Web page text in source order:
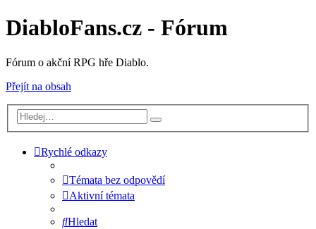
DiabloFans.cz - Fórum
Fórum o akční RPG hře Diablo.
Přejít na obsah
Rychlé odkazy
Témata bez odpovědí
Aktivní témata
Hledat